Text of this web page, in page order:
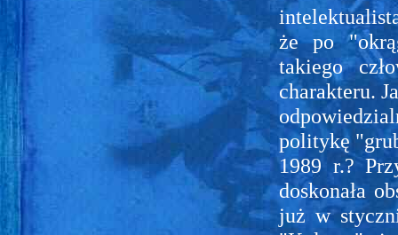
że po
takiego
charakteru.
politykę
1989 r.?
doskonała
już w